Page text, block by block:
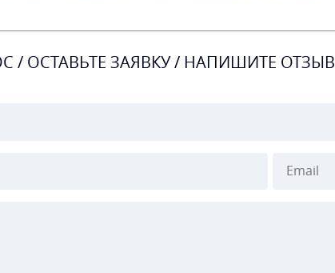
/ ОСТАВЬТЕ ЗАЯВКУ / НАПИШИТЕ ОТЗЫВ